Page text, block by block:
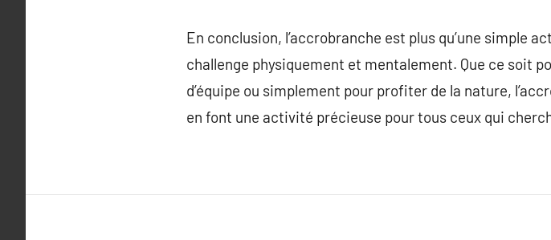
En conclusion, l’accrobranche est plus qu’une simple
challenge physiquement et mentalement. Que ce soit
d’équipe ou simplement pour profiter de la nature,
en font une activité précieuse pour tous ceux qui